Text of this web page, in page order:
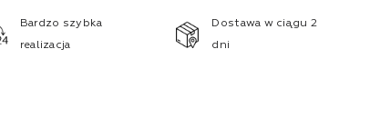
Bardzo szybka
realizacja
Dostawa w ciągu 2
dni